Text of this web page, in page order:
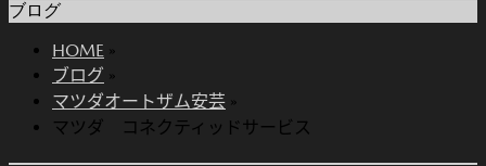
ブログ
HOME »
ブログ »
マツダオートザム安芸 »
マツダ コネクティッドサービス